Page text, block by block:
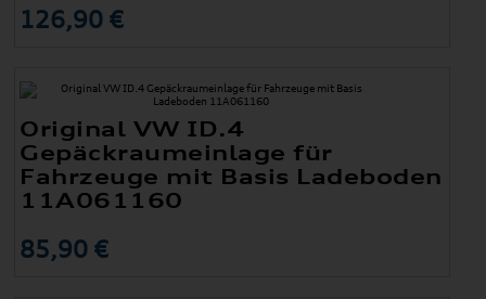
126,90 €
Original VW ID.4
Gepäckraumeinlage für
Fahrzeuge mit Basis Ladeboden
11A061160
85,90 €